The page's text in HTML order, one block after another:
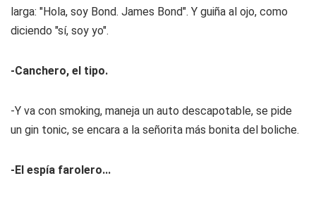
larga: "Hola, soy Bond. James Bond". Y guiña al ojo, como
diciendo "sí, soy yo".
-Canchero, el tipo.
-Y va con smoking, maneja un auto descapotable, se pide
un gin tonic, se encara a la señorita más bonita del boliche.
-El espía farolero...